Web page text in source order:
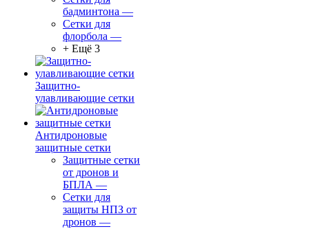
бадминтона —
Сетки для
флорбола —
+ Ещё 3
Защитно-
улавливающие сетки
Антидроновые
защитные сетки
Защитные сетки
от дронов и
БПЛА —
Сетки для
защиты НПЗ от
дронов —